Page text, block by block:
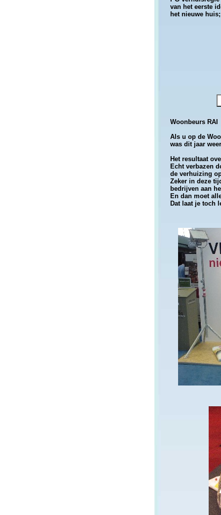
Woonbeurs RAI
Als u op de
was dit jaar
Het resultaat
Echt verbazen
de verhuizing
Zeker in deze
bedrijven aan
En dan moet
Dat laat je toch
van het eerste
het nieuwe